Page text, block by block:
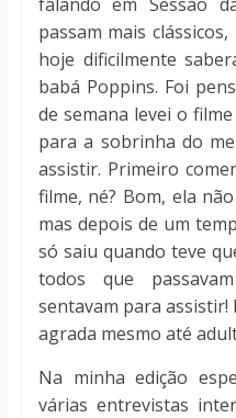
passam mais
hoje dificilmente
babá Poppins. Foi
de semana levei o
para a sobrinha do
assistir. Primeiro
filme, né? Bom, ela
mas depois de um
só saiu quando teve
todos que
sentavam para assistir!
agrada mesmo até
Na minha edição
várias entrevistas